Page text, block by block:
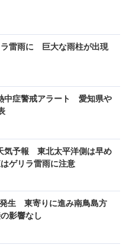
ラ雷雨に 巨大な雨柱が出現
中症警戒アラート 愛知県や
気予報 東北太平洋側は早め
ゲリラ雷雨に注意
生 東寄りに進み南鳥島方
影響なし